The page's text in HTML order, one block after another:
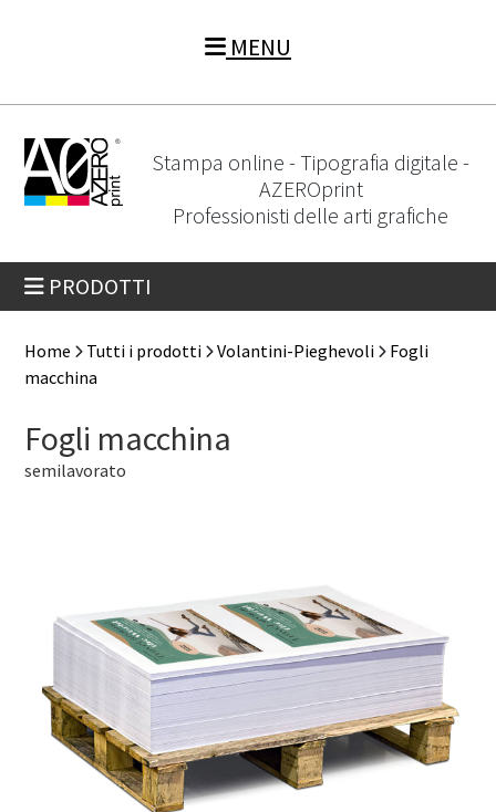
MENU
Stampa online - Tipografia digitale -
AZEROprint
Professionisti delle arti grafiche
PRODOTTI
Home Tutti i prodotti Volantini-Pieghevoli
Fogli
macchina
Fogli macchina
semilavorato